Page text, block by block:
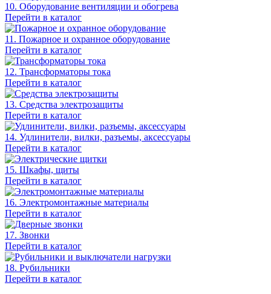
10. Оборудование вентиляции и обогрева
Перейти в каталог
11. Пожарное и охранное оборудование
Перейти в каталог
12. Трансформаторы тока
Перейти в каталог
13. Средства электрозащиты
Перейти в каталог
14. Удлинители, вилки, разъемы, аксессуары
Перейти в каталог
15. Шкафы, щиты
Перейти в каталог
16. Электромонтажные материалы
Перейти в каталог
17. Звонки
Перейти в каталог
18. Рубильники
Перейти в каталог